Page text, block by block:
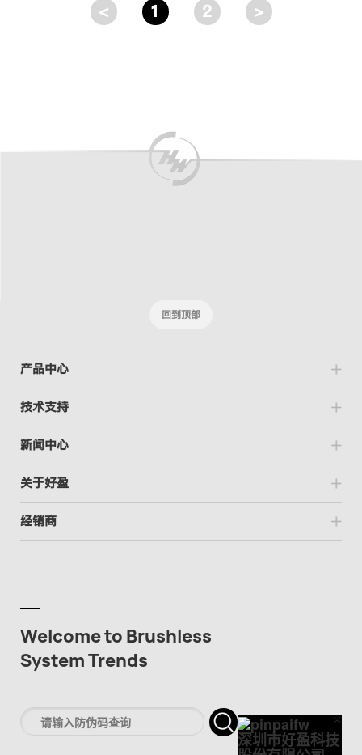
< 1 2 >
回到顶部
产品中心
技术支持
新闻中心
关于好盈
经销商
Welcome to Brushless
System Trends
×
深圳市好盈科技